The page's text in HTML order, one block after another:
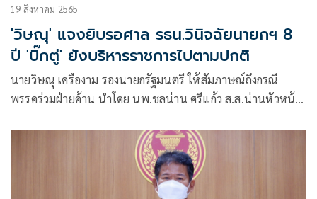
19 สิงหาคม 2565
'วิษณุ' แจงยิบรอศาล รธน.วินิจฉัยนายกฯ 8
ปี 'บิ๊กตู่' ยังบริหารราชการไปตามปกติ
นายวิษณุ เครืองาม รองนายกรัฐมนตรี ให้สัมภาษณ์ถึงกรณี
พรรคร่วมฝ่ายค้าน นำโดย นพ.ชลน่าน ศรีแก้ว ส.ส.น่านหัวหน้า
หนังสือถึง นายชวน หลีกภัย ประธานรัฐสภา